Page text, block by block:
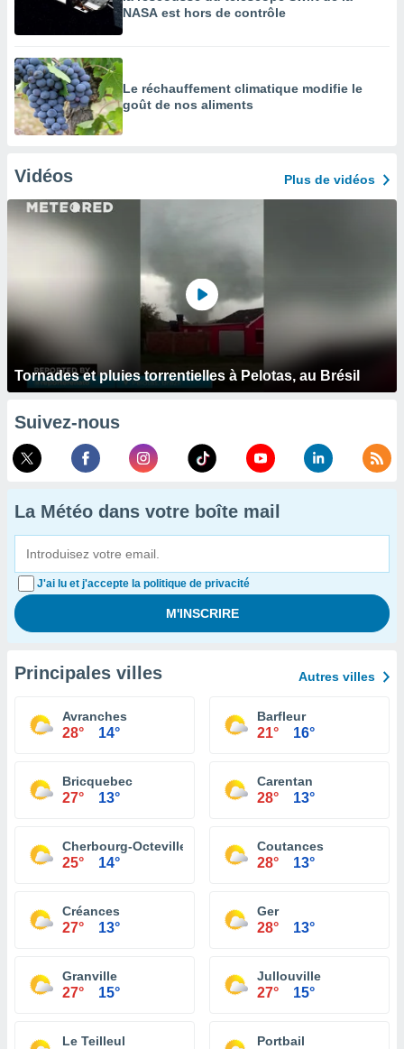
NASA est hors de contrôle
Le réchauffement climatique modifie le
goût de nos aliments
Vidéos Plus de vidéos
Tornades et pluies torrentielles à Pelotas, au Brésil
Suivez-nous
La Météo dans votre boîte mail
J'ai lu et j'accepte la politique de privacité
Principales villes Autres villes
Avranches
28° 14°
Barfleur
21° 16°
Bricquebec
27° 13°
Carentan
28° 13°
Cherbourg-Octeville
25° 14°
Coutances
28° 13°
Créances
27° 13°
Ger
28° 13°
Granville
27° 15°
Jullouville
27° 15°
Le Teilleul Portbail